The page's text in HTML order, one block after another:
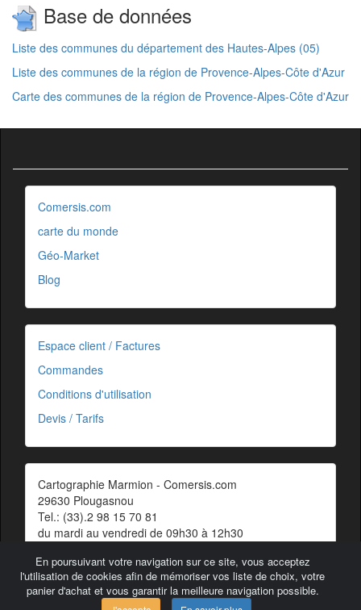
Base de données
Liste des communes du département des Hautes-Alpes (05)
Liste des communes de la région de Provence-Alpes-Côte d'Azur
Carte des communes de la région de Provence-Alpes-Côte d'Azur
En poursuivant votre navigation sur ce site, vous acceptez
l'utilisation de cookies afin de mémoriser vos liste de choix, votre
panier d'achat et vous garantir la meilleure navigation possible.
Comersis.com
carte du monde
Géo-Market
Blog
Espace client / Factures
Commandes
Conditions d'utilisation
Devis / Tarifs
Cartographie Marmion - Comersis.com
29630 Plougasnou
Tel.: (33).2 98 15 70 81
du mardi au vendredi de 09h30 à 12h30
Contact